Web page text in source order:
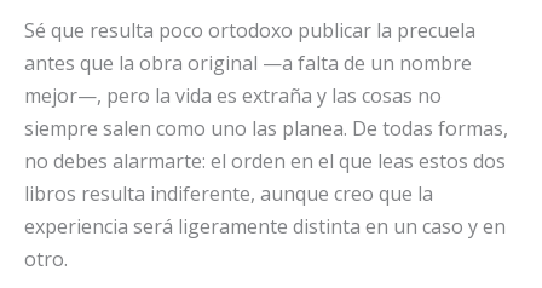
Sé que resulta poco ortodoxo publicar la precuela
antes que la obra original —a falta de un nombre
mejor—, pero la vida es extraña y las cosas no
siempre salen como uno las planea. De todas formas,
no debes alarmarte: el orden en el que leas estos dos
libros resulta indiferente, aunque creo que la
experiencia será ligeramente distinta en un caso y en
otro.